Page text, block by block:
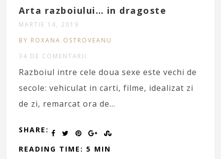
Arta razboiului… in dragoste
MARTIE 14, 2019
BY ROXANA OSTROVEANU
34 DE COMENTARII
Razboiul intre cele doua sexe este vechi de
secole: vehiculat in carti, filme, idealizat zi
de zi, remarcat ora de…
SHARE:
READING TIME: 5 MIN